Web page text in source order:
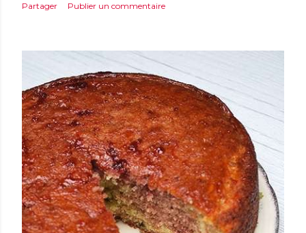
Partager Publier un commentaire